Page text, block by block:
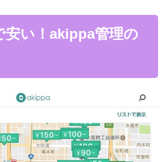
安い！akippa管理の